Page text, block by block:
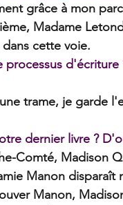
grâce à mon
Madame
cette voie.
d'écriture
trame, je garde
dernier livre ?
Comté, Madison
Manon disparaît
Manon,